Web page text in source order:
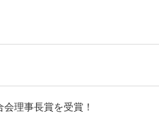
理事長賞を受賞！